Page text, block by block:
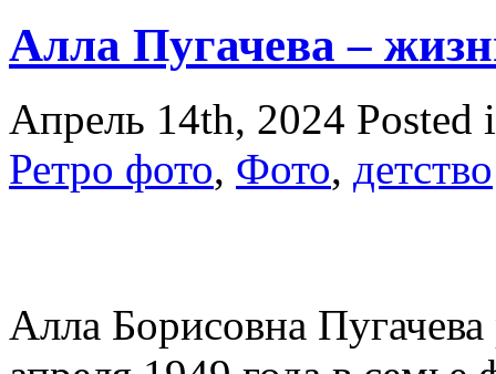
Алла Пугачева –
Апрель 14th, 2024 Posted
Ретро фото, Фото, детство
Алла Борисовна